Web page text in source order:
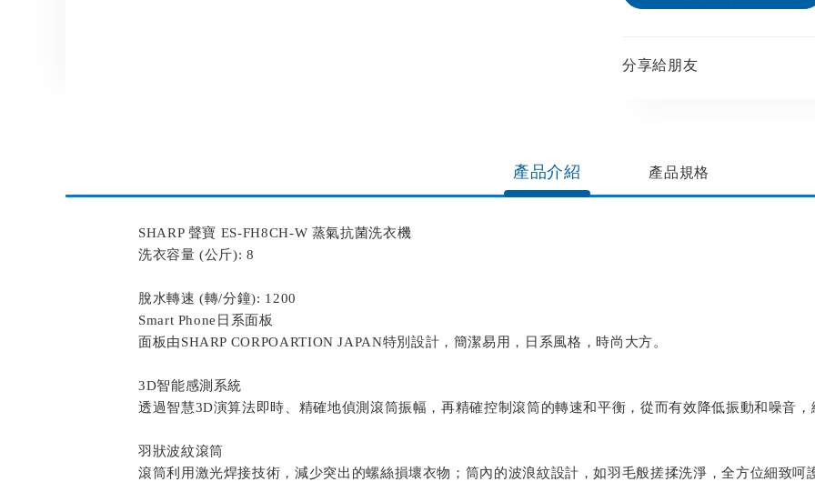
分享給朋友​
產品介紹 產品規格​
SHARP 聲寶 ES-FH8CH-W 蒸氣抗菌洗衣機
洗衣容量 (公斤): 8
脫水轉速 (轉/分鐘): 1200
Smart Phone日系面板
面板由SHARP CORPOARTION JAPAN特別設計，簡潔易用，日系風格，時尚大方。
3D智能感測系統
透過智慧3D演算法即時、精確地偵測滾筒振幅，再精確控制滾筒的轉速和平衡，從而有效降低振動和噪音，
羽狀波紋滾筒
滾筒利用激光焊接技術，減少突出的螺絲損壞衣物；筒內的波浪紋設計，如羽毛般搓揉洗淨，全方位細致呵